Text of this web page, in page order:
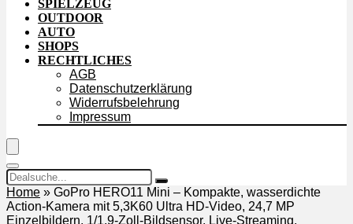
SPIELZEUG
OUTDOOR
AUTO
SHOPS
RECHTLICHES
AGB
Datenschutzerklärung
Widerrufsbelehrung
Impressum
Home » GoPro HERO11 Mini – Kompakte, wasserdichte
Action-Kamera mit 5,3K60 Ultra HD-Video, 24,7 MP
Einzelbildern, 1/1,9-Zoll-Bildsensor, Live-Streaming,